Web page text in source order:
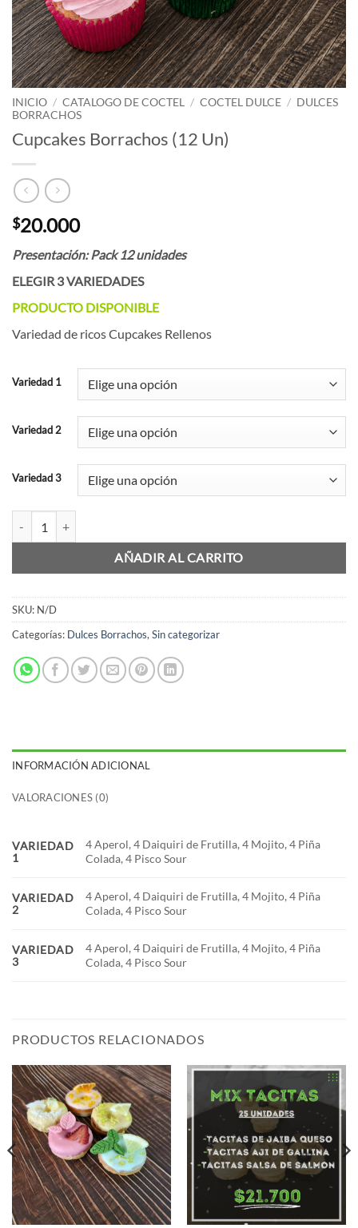
INICIO / CATALOGO DE COCTEL / COCTEL DULCE / DULCES
BORRACHOS
Cupcakes Borrachos (12 Un)
$20.000
Presentación: Pack 12 unidades
ELEGIR 3 VARIEDADES
PRODUCTO DISPONIBLE
Variedad de ricos Cupcakes Rellenos
Variedad 1
Variedad 2
Variedad 3
AÑADIR AL CARRITO
SKU: N/D
Categorías: Dulces Borrachos, Sin categorizar
INFORMACIÓN ADICIONAL
VALORACIONES (0)
VARIEDAD
1
4 Aperol, 4 Daiquiri de Frutilla, 4 Mojito, 4 Piña
Colada, 4 Pisco Sour
VARIEDAD
2
4 Aperol, 4 Daiquiri de Frutilla, 4 Mojito, 4 Piña
Colada, 4 Pisco Sour
VARIEDAD
3
4 Aperol, 4 Daiquiri de Frutilla, 4 Mojito, 4 Piña
Colada, 4 Pisco Sour
PRODUCTOS RELACIONADOS